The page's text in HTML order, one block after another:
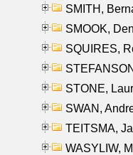
SMITH,
SMOOK,
SQUIRES,
STONE,
SWAN,
TEITSMA,
WASYLIW,